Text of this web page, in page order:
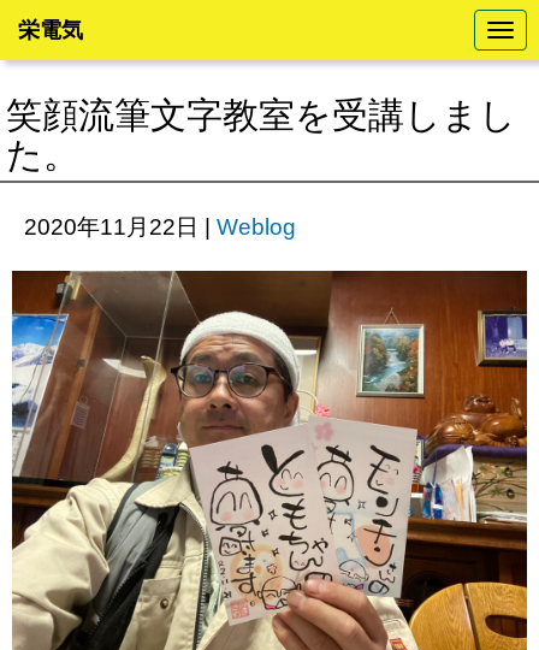
N
a
v
a
o
栄電気
笑顔流筆文字教室を受講しまし
た。
2020年11月22日 | Weblog